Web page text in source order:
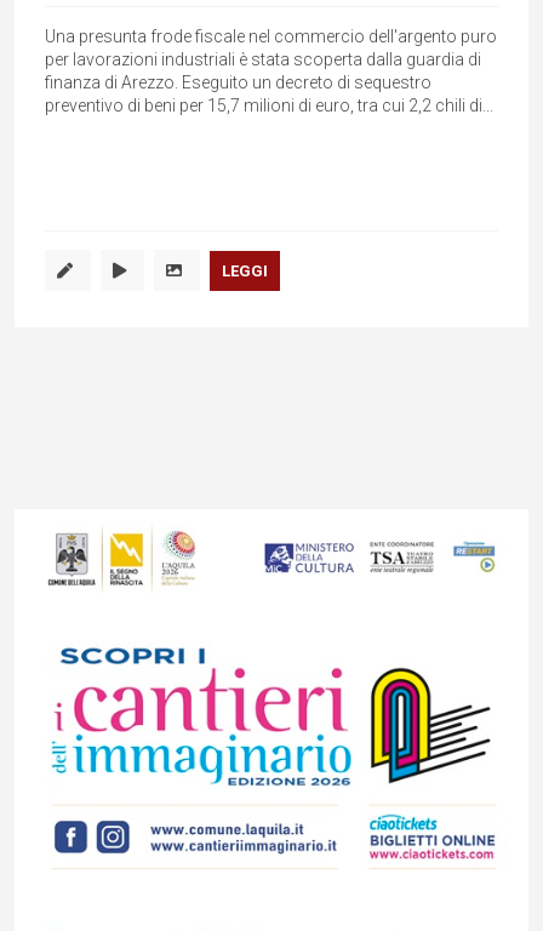
Una presunta frode fiscale nel commercio dell'argento puro
per lavorazioni industriali è stata scoperta dalla guardia di
finanza di Arezzo. Eseguito un decreto di sequestro
preventivo di beni per 15,7 milioni di euro, tra cui 2,2 chili di...
LEGGI